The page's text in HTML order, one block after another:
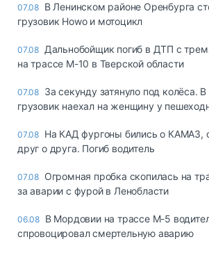
07.08 В Ленинском районе Оренбурга
грузовик Howo и мотоцикл
07.08 Дальнобойщик погиб в ДТП с
на трассе М-10 в Тверской области
07.08 За секунду затянуло под колёса.
грузовик наехал на женщину у
07.08 На КАД фургоны бились о КАМАЗ,
друг о друга. Погиб водитель
07.08 Огромная пробка скопилась на
за аварии с фурой в Ленобласти
06.08 В Мордовии на трассе М-5
спровоцировал смертельную аварию